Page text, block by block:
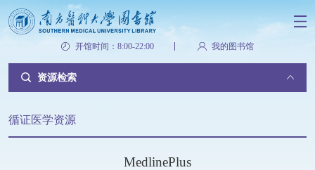
开馆时间：8:00-22:00 我的图书馆
资源检索
循证医学资源
MedlinePlus